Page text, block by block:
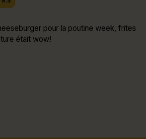
pour la poutine week, frites
était wow!